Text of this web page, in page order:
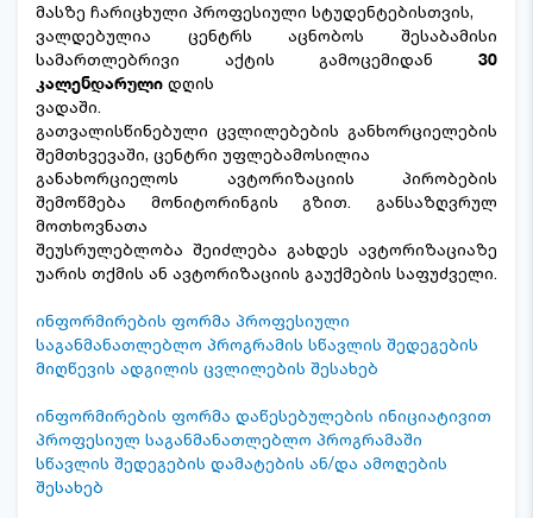
მასზე ჩარიცხული პროფესიული სტუდენტებისთვის,
ვალდებულია ცენტრს აცნობოს შესაბამისი
სამართლებრივი აქტის გამოცემიდან 30
კალენდარული დღის
ვადაში.
გათვალისწინებული ცვლილებების განხორციელების
შემთხვევაში, ცენტრი უფლებამოსილია
განახორციელოს ავტორიზაციის პირობების
შემოწმება მონიტორინგის გზით. განსაზღვრულ
მოთხოვნათა
შეუსრულებლობა შეიძლება გახდეს ავტორიზაციაზე
უარის თქმის ან ავტორიზაციის გაუქმების საფუძველი.
ინფორმირების ფორმა პროფესიული
საგანმანათლებლო პროგრამის სწავლის შედეგების
მიღწევის ადგილის ცვლილების შესახებ
ინფორმირების ფორმა დაწესებულების ინიციატივით
პროფესიულ საგანმანათლებლო პროგრამაში
სწავლის შედეგების დამატების ან/და ამოღების
შესახებ